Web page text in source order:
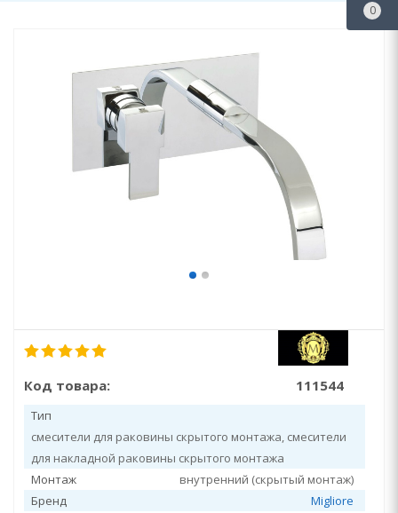
Код товара: 111544
Тип
смесители для раковины скрытого монтажа, смесители
для накладной раковины скрытого монтажа
Монтаж
внутренний (скрытый монтаж)
Бренд
Migliore
0